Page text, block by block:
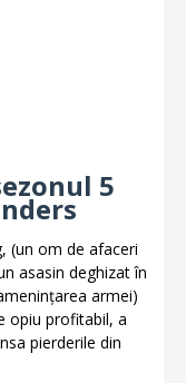
5
(un om de afaceri
asasin deghizat în
armei)
opiu profitabil, a
pierderile din